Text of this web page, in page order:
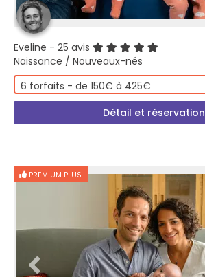
Eveline - 25 avis
Naissance / Nouveaux-nés
6 forfaits - de 150€ à 425€
Détail et réservation
PREMIUM PLUS